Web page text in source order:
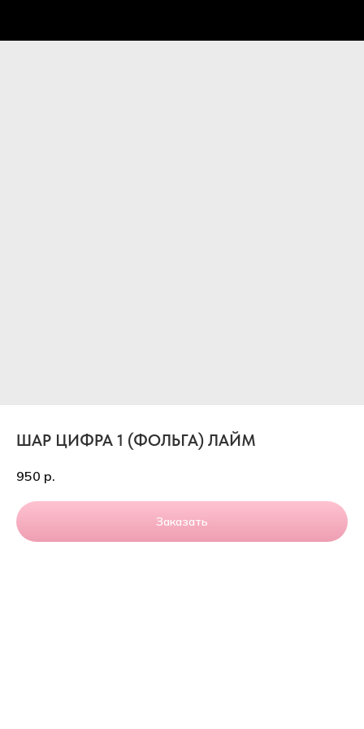
ШАР ЦИФРА 1 (ФОЛЬГА) ЛАЙМ
950 р.
Заказать